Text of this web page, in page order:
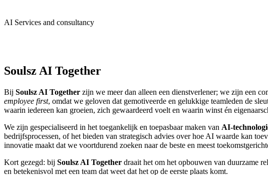
AI Services and consultancy
Soulsz AI Together
Bij Soulsz AI Together zijn we meer dan alleen een dienstverlener; we zijn een
employee first, omdat we geloven dat gemotiveerde en gelukkige teamleden de
waarin iedereen kan groeien, zich gewaardeerd voelt en waarin winst én
We zijn gespecialiseerd in het toegankelijk en toepasbaar maken van AI-
bedrijfsprocessen, of het bieden van strategisch advies over hoe AI waarde kan
innovatie maakt dat we voortdurend zoeken naar de beste en meest
Kort gezegd: bij Soulsz AI Together draait het om het opbouwen van duurzame
en betekenisvol met een team dat weet dat het op de eerste plaats komt.